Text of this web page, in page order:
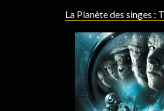
La Planète des singes :